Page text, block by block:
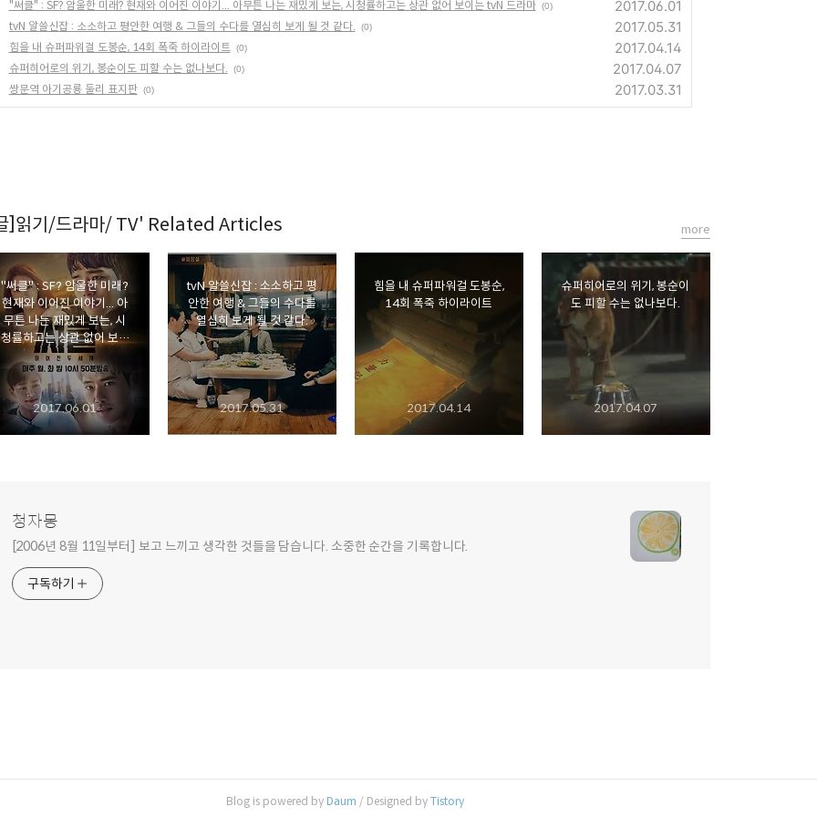
"써클" : SF? 암울한 미래? 현재와 이어진 이야기... 아무튼 나는 재밌게 보는, 시청률하고는 상관 없어 보이는 tvN 드라마 (0) 2017.06.01
tvN 알쓸신잡 : 소소하고 평안한 여행 & 그들의 수다를 열심히 보게 될 것 같다. (0) 2017.05.31
힘을 내 슈퍼파워걸 도봉순, 14회 폭죽 하이라이트 (0) 2017.04.14
슈퍼히어로의 위기, 봉순이도 피할 수는 없나보다. (0) 2017.04.07
쌍문역 아기공룡 둘리 표지판 (0) 2017.03.31
]읽기/드라마/ TV' Related Articles
"써클" : SF? 암울한 미래?
현재와 이어진 이야기... 아
무튼 나는 재밌게 보는, 시
청률하고는 상관 없어 보이
는 tvN 드라마
2017.06.01
tvN 알쓸신잡 : 소소하고 평
안한 여행 & 그들의 수다를
열심히 보게 될 것 같다.
2017.05.31
힘을 내 슈퍼파워걸 도봉순,
14회 폭죽 하이라이트
2017.04.14
슈퍼히어로의 위기, 봉순이
도 피할 수는 없나보다.
2017.04.07
more
청자몽
[2006년 8월 11일부터] 보고 느끼고 생각한 것들을 담습니다. 소중한 순간을 기록합니다.
구독하기
Blog is powered by Daum / Designed byTistory